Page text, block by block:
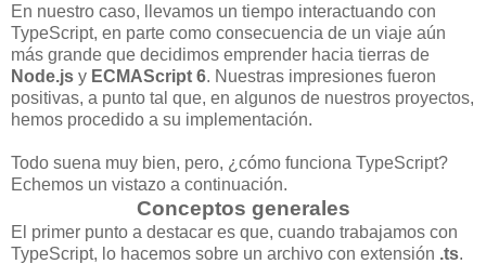
En nuestro caso, llevamos un tiempo interactuando con
TypeScript, en parte como consecuencia de un viaje aún
más grande que decidimos emprender hacia tierras de
Node.js y ECMAScript 6. Nuestras impresiones fueron
positivas, a punto tal que, en algunos de nuestros proyectos,
hemos procedido a su implementación.
Todo suena muy bien, pero, ¿cómo funciona TypeScript?
Echemos un vistazo a continuación.
Conceptos generales
El primer punto a destacar es que, cuando trabajamos con
TypeScript, lo hacemos sobre un archivo con extensión .ts.